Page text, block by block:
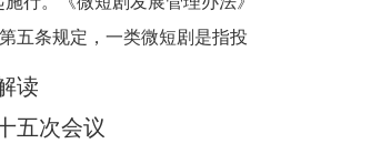
五条规定，一类微短剧是指投
交、国家安全、统战、民族、
读
五次会议